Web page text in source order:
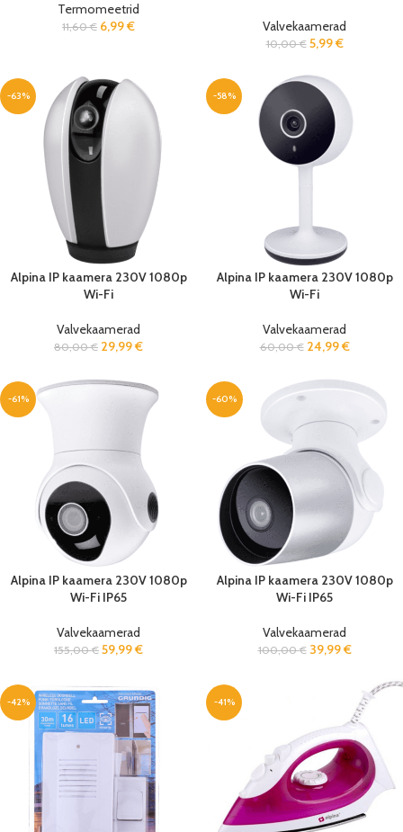
Termomeetrid
11,60€ 6,99€ Valvekaamerad
10,00€ 5,99€
-63%
Alpina IP kaamera 230V 1080p
Wi-Fi
Valvekaamerad
80,00€ 29,99€
-58%
Alpina IP kaamera 230V 1080p
Wi-Fi
Valvekaamerad
60,00€ 24,99€
-61%
Alpina IP kaamera 230V 1080p
Wi-Fi IP65
Valvekaamerad
155,00€ 59,99€
-60%
Alpina IP kaamera 230V 1080p
Wi-Fi IP65
Valvekaamerad
100,00€ 39,99€
-42% -41%